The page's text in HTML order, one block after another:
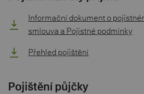
Informační dokument o
smlouva a Pojistné podmínky
Přehled pojištění
Pojištění půjčky